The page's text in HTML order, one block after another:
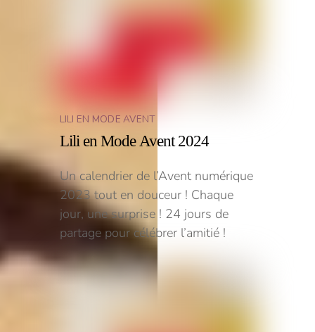
LILI EN MODE AVENT
Lili en Mode Avent 2024
Un calendrier de l’Avent numérique
2023 tout en douceur ! Chaque
jour, une surprise ! 24 jours de
partage pour célébrer l’amitié !